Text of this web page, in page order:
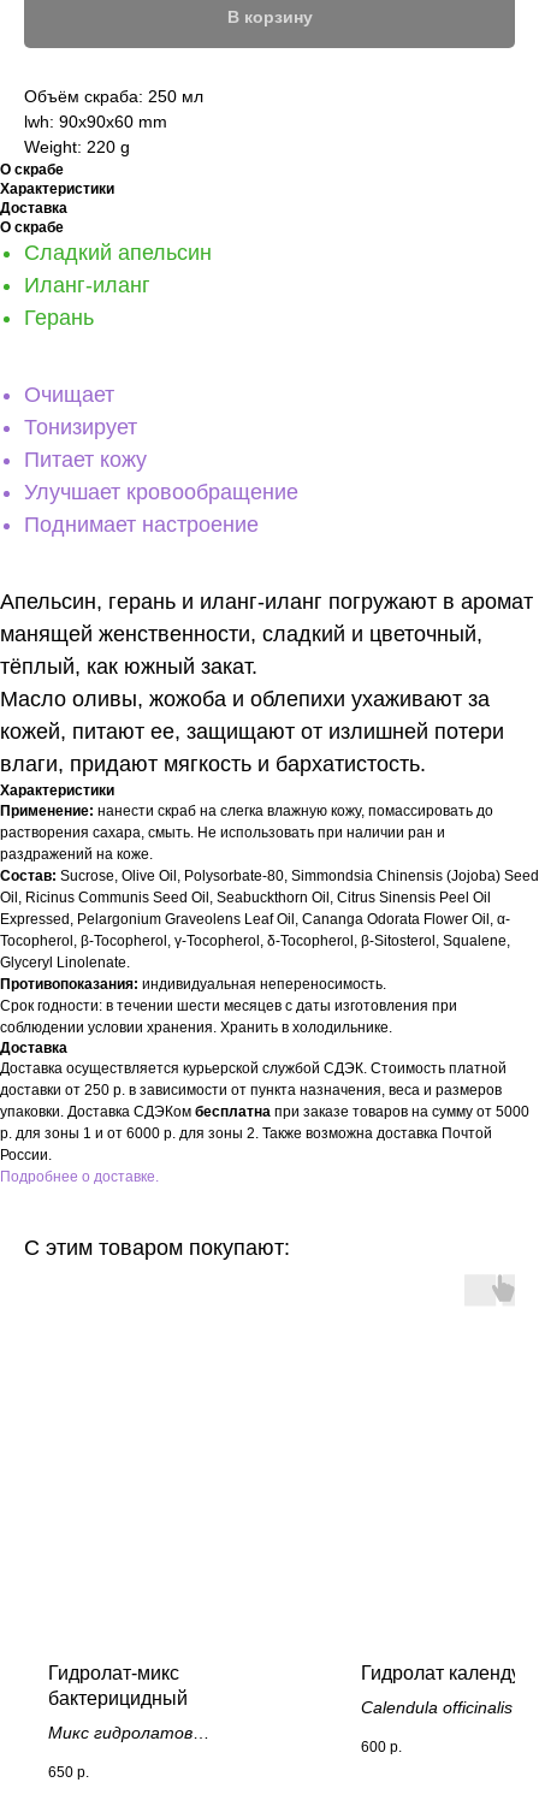
В корзину
Объём скраба: 250 мл
lwh: 90x90x60 mm
Weight: 220 g
О скрабе
Характеристики
Доставка
О скрабе
Сладкий апельсин
Иланг-иланг
Герань
Очищает
Тонизирует
Питает кожу
Улучшает кровообращение
Поднимает настроение
Апельсин, герань и иланг-иланг погружают в аромат
манящей женственности, сладкий и цветочный,
тёплый, как южный закат.
Масло оливы, жожоба и облепихи ухаживают за
кожей, питают ее, защищают от излишней потери
влаги, придают мягкость и бархатистость.
Характеристики
Применение: нанести скраб на слегка влажную кожу, помассировать до
растворения сахара, смыть. Не использовать при наличии ран и
раздражений на коже.
Состав: Sucrose, Olive Oil, Polysorbate-80, Simmondsia Chinensis (Jojoba) Seed
Oil, Ricinus Communis Seed Oil, Seabuckthorn Oil, Citrus Sinensis Peel Oil
Expressed, Pelargonium Graveolens Leaf Oil, Cananga Odorata Flower Oil, α-
Tocopherol, β-Tocopherol, γ-Tocopherol, δ-Tocopherol, β-Sitosterol, Squalene,
Glyceryl Linolenate.
Противопоказания: индивидуальная непереносимость.
Срок годности: в течении шести месяцев с даты изготовления при
соблюдении условии хранения. Хранить в холодильнике.
Доставка
Доставка осуществляется курьерской службой СДЭК. Стоимость платной
доставки от 250 р. в зависимости от пункта назначения, веса и размеров
упаковки. Доставка СДЭКом бесплатна при заказе товаров на сумму от 5000
р. для зоны 1 и от 6000 р. для зоны 2. Также возможна доставка Почтой
России.
Подробнее о доставке.
С этим товаром покупают:
Гидролат-микс
бактерицидный
Микс гидролатов
шалфея, душицы и
650 р.
Гидролат
Calendula officinalis
600 р.